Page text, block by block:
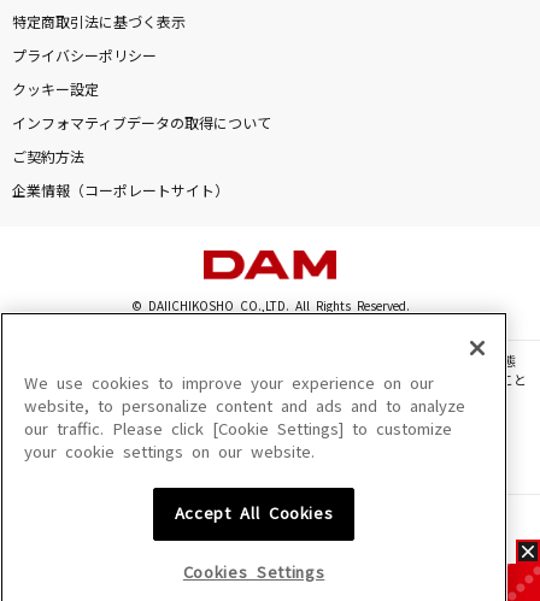
特定商取引法に基づく表示
プライバシーポリシー
クッキー設定
インフォマティブデータの取得について
ご契約方法
企業情報（コーポレートサイト）
© DAIICHIKOSHO CO.,LTD. All Rights Reserved.
このサイトに掲載されている一切の文章・画像・写真・動画・音声等を、手段や形態
を問わず、著作権法の定める範囲を超えて無断で複製、転載、ファイル化などすること
を禁じます。
楽曲及びコンテンツは、機種によりご利用いただけない場合があります。
楽曲及びコンテンツの配信日、配信内容が変更になる場合があります。
We use cookies to improve your experience on our
website, to personalize content and ads and to analyze
our traffic. Please click [Cookie Settings] to customize
your cookie settings on our website.
Accept All Cookies
Cookies Settings